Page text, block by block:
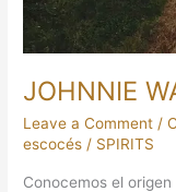
JOHNNIE
Leave a Comment /
escocés / SPIRITS
Conocemos el